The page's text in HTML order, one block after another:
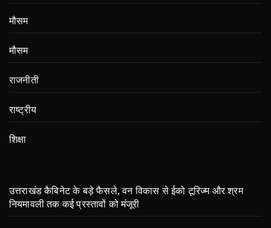
मौसम
मौसम
राजनीती
राष्ट्रीय
शिक्षा
उत्तराखंड कैबिनेट के बड़े फैसले, वन विकास से ईको टूरिज्म और श्रम
नियमावली तक कई प्रस्तावों को मंजूरी